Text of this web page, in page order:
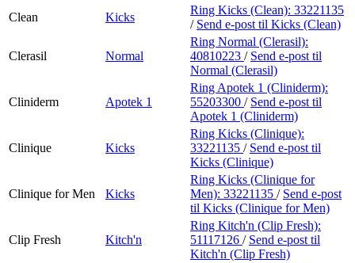
Clean
Kicks
Ring Kicks (Clean): 33221135
/ Send e-post til Kicks (Clean)
Clerasil Normal
Ring Normal (Clerasil):
40810223 / Send e-post til
Normal (Clerasil)
Cliniderm Apotek 1
Ring Apotek 1 (Cliniderm):
55203300 / Send e-post til
Apotek 1 (Cliniderm)
Clinique Kicks
Ring Kicks (Clinique):
33221135 / Send e-post til
Kicks (Clinique)
Clinique for Men Kicks
Ring Kicks (Clinique for
Men): 33221135 / Send e-post
til Kicks (Clinique for Men)
Clip Fresh Kitch'n
Ring Kitch'n (Clip Fresh):
51117126 / Send e-post til
Kitch'n (Clip Fresh)